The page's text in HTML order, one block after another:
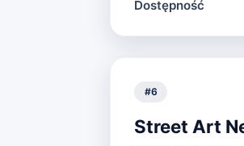
Dostępność
#6
Street Art